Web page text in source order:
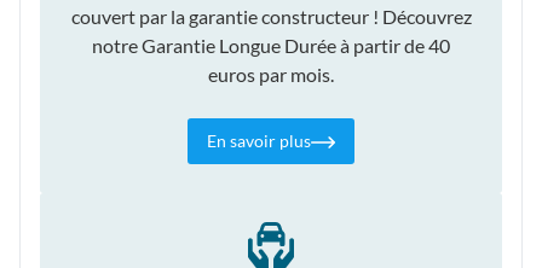
couvert par la garantie constructeur ! Découvrez
notre Garantie Longue Durée à partir de 40
euros par mois.
En savoir plus